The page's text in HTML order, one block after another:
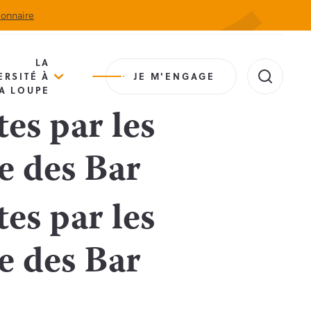
Actualités
LA
À
LOUPE
JE M'ENGAGE
par les
des Bar
par les
des Bar